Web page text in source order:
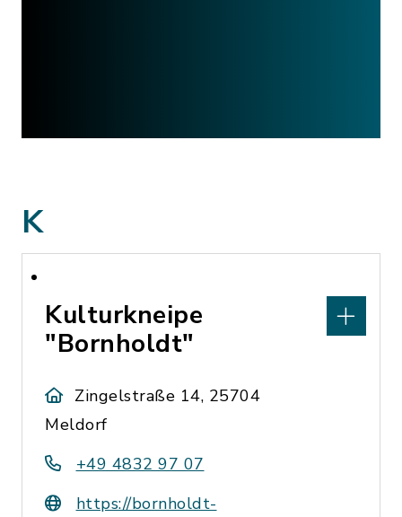
K
Kulturkneipe
"Bornholdt"
Zingelstraße 14, 25704
Meldorf
+49 4832 97 07
https://bornholdt-